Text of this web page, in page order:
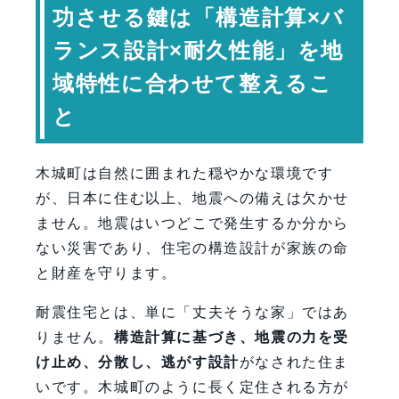
専門家コメント
まとめ：木城町で地震に強い家を建て
るために
功させる鍵は「構造計算×バ
ランス設計×耐久性能」を地
域特性に合わせて整えるこ
と
木城町は自然に囲まれた穏やかな環境です
が、日本に住む以上、地震への備えは欠かせ
ません。地震はいつどこで発生するか分から
ない災害であり、住宅の構造設計が家族の命
と財産を守ります。
耐震住宅とは、単に「丈夫そうな家」ではあ
りません。 構造計算に基づき、地震の力を受
け止め、分散し、逃がす設計がなされた住ま
いです。木城町のように長く定住される方が